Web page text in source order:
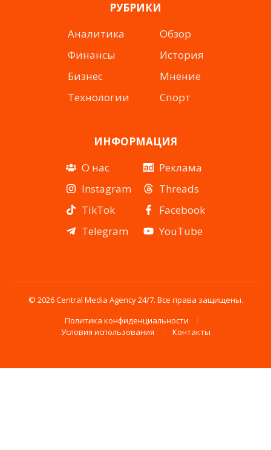
РУБРИКИ
Аналитика
Финансы
Бизнес
Технологии
Обзор
История
Мнение
Спорт
ИНФОРМАЦИЯ
О нас
Instagram
TikTok
Telegram
Реклама
Threads
Facebook
YouTube
© 2026 Central Media Agency 24/7. Все права защищены.
Политика конфиденциальности
Условия использования
Контакты